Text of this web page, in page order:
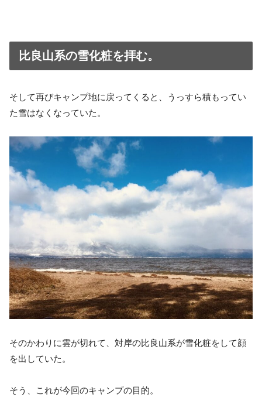
比良山系の雪化粧を拝む。
そして再びキャンプ地に戻ってくると、うっすら積もってい
た雪はなくなっていた。
そのかわりに雲が切れて、対岸の比良山系が雪化粧をして顔
を出していた。
そう、これが今回のキャンプの目的。